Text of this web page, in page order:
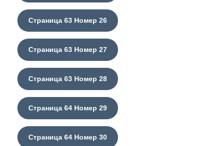
Страница 63 Номер 26
Страница 63 Номер 27
Страница 63 Номер 28
Страница 64 Номер 29
Страница 64 Номер 30